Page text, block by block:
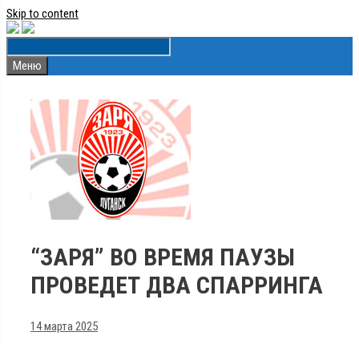
Skip to content
Меню
“ЗАРЯ” ВО ВРЕМЯ ПАУЗЫ
ПРОВЕДЕТ ДВА СПАРРИНГА
14 марта 2025